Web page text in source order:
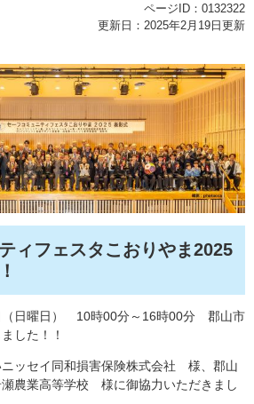
ページID：0132322
更新日：2025年2月19日更新
ィフェスタこおりやま2025
（日曜日） 10時00分～16時00分 郡山市
した！！
ニッセイ同和損害保険株式会社 様、郡山
農業高等学校 様に御協力いただきまし